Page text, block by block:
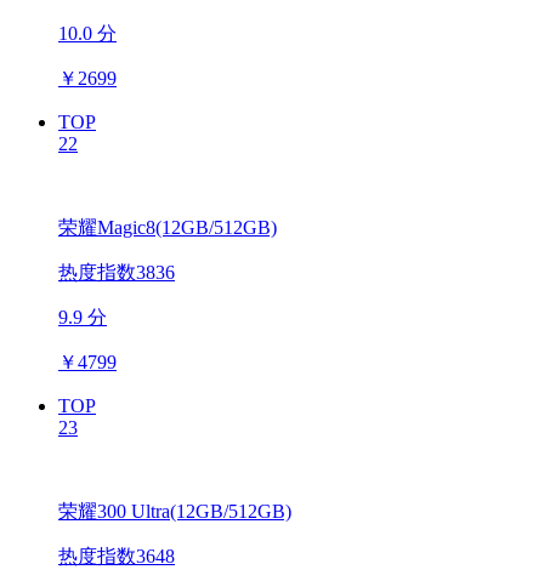
10.0 分
￥ 2699
TOP
22
荣耀Magic8(12GB/512GB)
热度指数3836
9.9 分
￥4799
TOP
23
荣耀300 Ultra(12GB/512GB)
热度指数3648